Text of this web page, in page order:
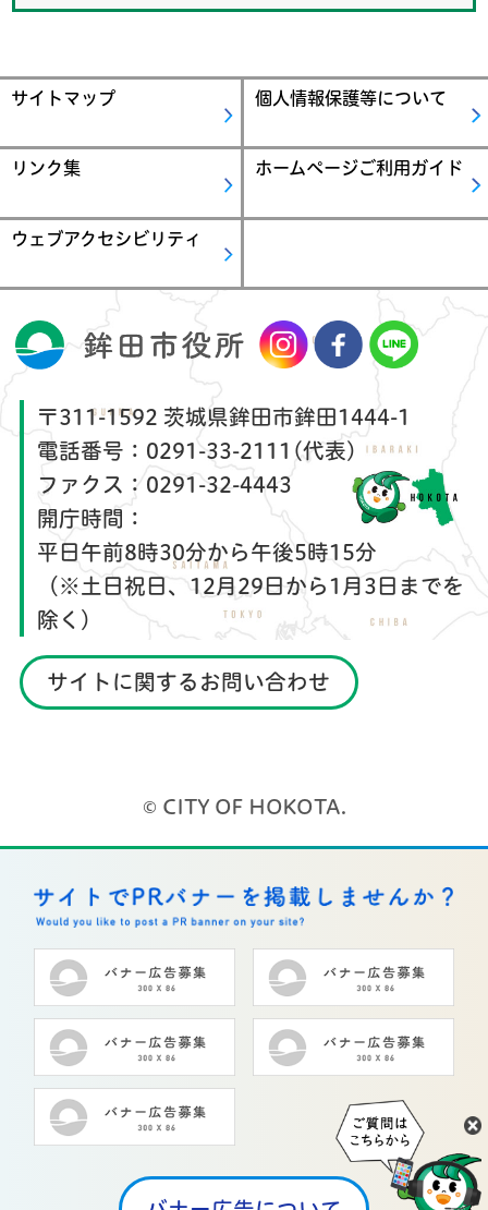
サイトマップ 個人情報保護等について
リンク集 ホームページご利用ガイド
ウェブアクセシビリティ
〒311-1592 茨城県鉾田市鉾田1444-1
電話番号： 0291-33-2111(代表)
ファクス： 0291-32-4443
開庁時間：
平日午前8時30分から午後5時15分
（※土日祝日、12月29日から1月3日までを
除く）
サイトに関するお問い合わせ
© CITY OF HOKOTA.